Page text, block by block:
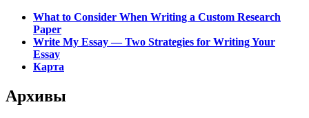
What to Consider When Writing a Custom Research
Paper
Write My Essay — Two Strategies for Writing Your
Essay
Карта
Архивы